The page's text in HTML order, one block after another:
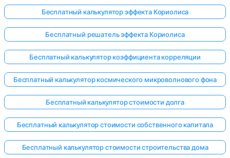
Бесплатный калькулятор эффекта Кориолиса
Бесплатный решатель эффекта Кориолиса
Бесплатный калькулятор коэффициента корреляции
Бесплатный калькулятор космического микроволнового фона
Бесплатный калькулятор стоимости долга
Бесплатный калькулятор стоимости собственного капитала
Бесплатный калькулятор стоимости строительства дома